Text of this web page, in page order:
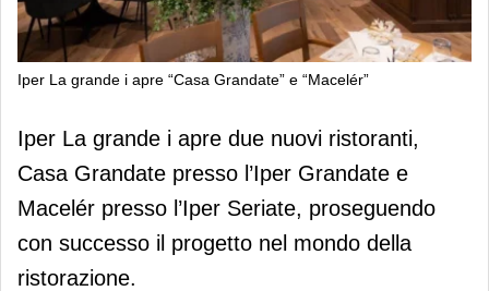
Iper La grande i apre “Casa Grandate” e “Macelér”
Iper La grande i apre “Casa
Grandate” e “Macelér”
Iper La grande i apre due nuovi ristoranti,
Casa Grandate presso l’Iper Grandate e
Macelér presso l’Iper Seriate, proseguendo
con successo il progetto nel mondo della
ristorazione.